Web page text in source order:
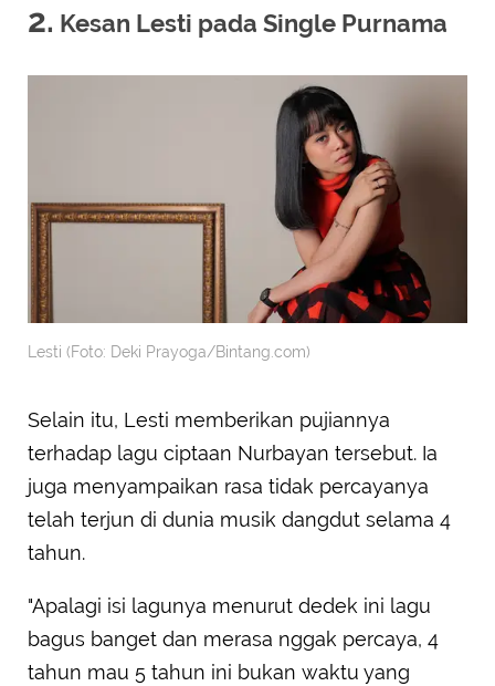
2. Kesan Lesti pada Single Purnama
Lesti (Foto: Deki Prayoga/Bintang.com)
Selain itu, Lesti memberikan pujiannya
terhadap lagu ciptaan Nurbayan tersebut. Ia
juga menyampaikan rasa tidak percayanya
telah terjun di dunia musik dangdut selama 4
tahun.
"Apalagi isi lagunya menurut dedek ini lagu
bagus banget dan merasa nggak percaya, 4
tahun mau 5 tahun ini bukan waktu yang